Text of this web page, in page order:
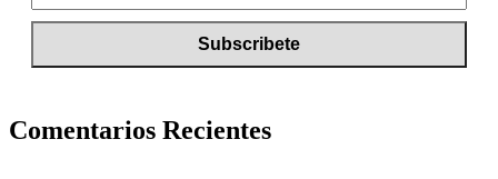
Comentarios Recientes